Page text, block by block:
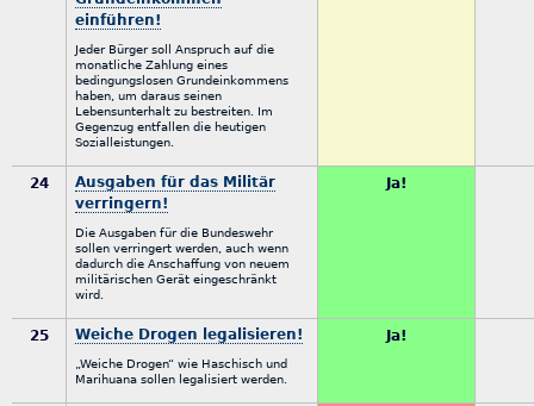
einführen!
Jeder Bürger soll Anspruch auf die
monatliche Zahlung eines
bedingungslosen Grundeinkommens
haben, um daraus seinen
Lebensunterhalt zu bestreiten. Im
Gegenzug entfallen die heutigen
Sozialleistungen.
24
Ausgaben für das Militär
verringern!
Die Ausgaben für die Bundeswehr
sollen verringert werden, auch wenn
dadurch die Anschaffung von neuem
militärischen Gerät eingeschränkt
wird.
Ja!
25 Weiche Drogen legalisieren!
„Weiche Drogen“ wie Haschisch und
Marihuana sollen legalisiert werden.
Ja!